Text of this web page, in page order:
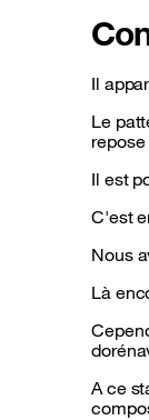
Il
Le
Il est
C'est
Nous
Là
A ce